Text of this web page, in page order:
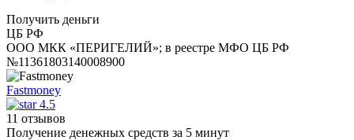
Получить деньги
ЦБ РФ
ООО МКК «ПЕРИГЕЛИЙ»; в реестре МФО ЦБ РФ
№11361803140008900
Fastmoney
4.5
11 отзывов
Получение денежных средств за 5 минут